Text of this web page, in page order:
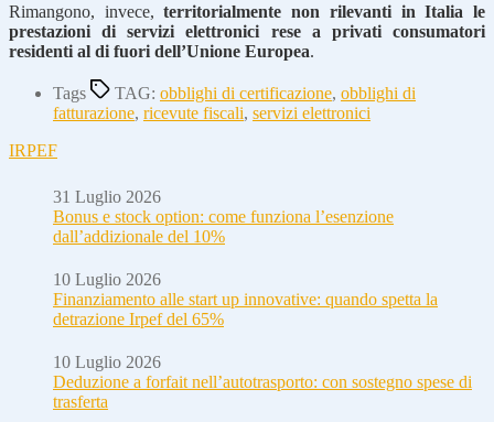
Rimangono, invece,territorialmente non rilevanti in Italia le
prestazioni di servizi elettronici rese a privati consumatori
residenti al di fuori dell’Unione Europea.
Tags TAG: obblighi di certificazione, obblighi di
fatturazione, ricevute fiscali, servizi elettronici
IRPEF
31 Luglio 2026
Bonus e stock option: come funziona l’esenzione
dall’addizionale del 10%
10 Luglio 2026
Finanziamento alle start up innovative: quando spetta la
detrazione Irpef del 65%
10 Luglio 2026
Deduzione a forfait nell’autotrasporto: con sostegno spese di
trasferta